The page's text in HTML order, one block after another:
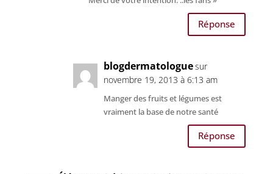
Réponse
blogdermatologuesur
novembre 19, 2013 à 6:13 am
Manger des fruits et légumes est
vraiment la base de notre santé
Réponse